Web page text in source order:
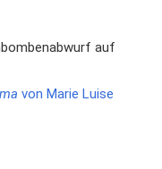
auf
von Marie Luise